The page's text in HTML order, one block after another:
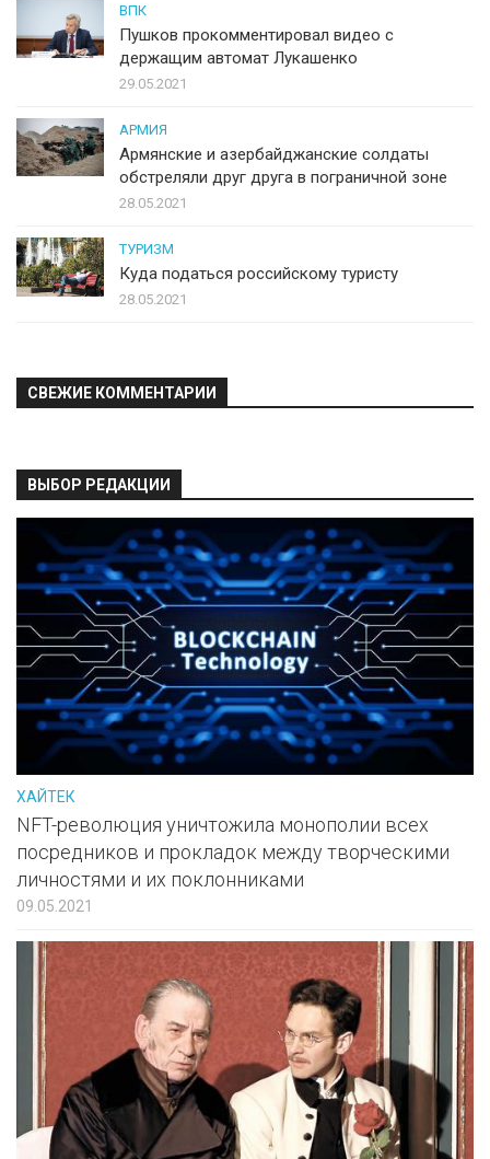
ВПК
Пушков прокомментировал видео с
держащим автомат Лукашенко
29.05.2021
АРМИЯ
Армянские и азербайджанские солдаты
обстреляли друг друга в пограничной зоне
28.05.2021
ТУРИЗМ
Куда податься российскому туристу
28.05.2021
СВЕЖИЕ КОММЕНТАРИИ
ВЫБОР РЕДАКЦИИ
ХАЙТЕК
NFT-революция уничтожила монополии всех
посредников и прокладок между творческими
личностями и их поклонниками
09.05.2021